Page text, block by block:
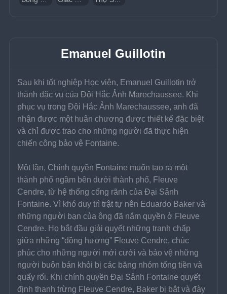
Emanuel Guillotin
Sau khi tốt nghiệp Học viện, Emanuel Guillotin trở
thành đặc vụ của Đội Hắc Ảnh Marechaussee. Khi
phục vụ trong Đội Hắc Ảnh Marechaussee, anh đã
nhận được một huân chương được thiết kế đặc biệt
và chỉ được trao cho những người đã thực hiện
chiến công bảo vệ Fontaine.
Một lần, Chính quyền Fontaine muốn tạo ra một
thành phố ngầm bên dưới thành phố, Fleuve
Cendre, từ hệ thống cống rãnh của Đại Sảnh
Fontaine. Vì khó duy trì trật tự nên Eduardo Baker và
những người bạn của ông đã nắm quyền ở Fleuve
Cendre. Họ bắt đầu giải quyết những tranh chấp
giữa những “đồng hương” Fleuve Cendre, chúc
phúc cho những người mới cưới và bảo vệ những
người buôn bán khỏi bị các băng nhóm tống tiền và
quấy rối. Khi chính quyền Đại Sảnh Fontaine quyết
định thanh trừng Fleuve Cendre, Baker bị bắt và đày